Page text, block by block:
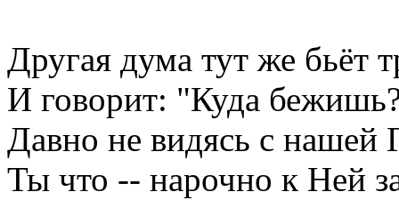
Другая дума тут же бьёт
И говорит: "Куда
Давно не видясь с нашей
Ты что -- нарочно к Ней